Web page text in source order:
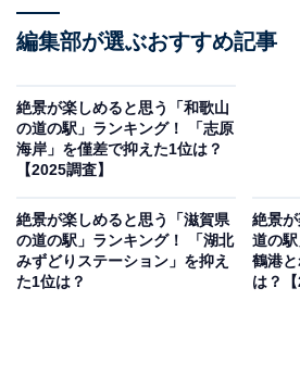
編集部が選ぶおすすめ記事
絶景が楽しめると思う「和歌山
の道の駅」ランキング！ 「志原
海岸」を僅差で抑えた1位は？
【2025調査】
絶景が楽しめると思う「滋賀県
の道の駅」ランキング！ 「湖北
みずどりステーション」を抑え
た1位は？
絶景
道の
鶴港
は？【